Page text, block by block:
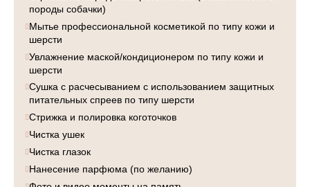
породы собачки)
Мытье профессиональной косметикой по типу кожи и
шерсти
Увлажнение маской/кондиционером по типу кожи и
шерсти
Сушка с расчесыванием с использованием защитных
питательных спреев по типу шерсти
Стрижка и полировка коготочков
Чистка ушек
Чистка глазок
Нанесение парфюма (по желанию)